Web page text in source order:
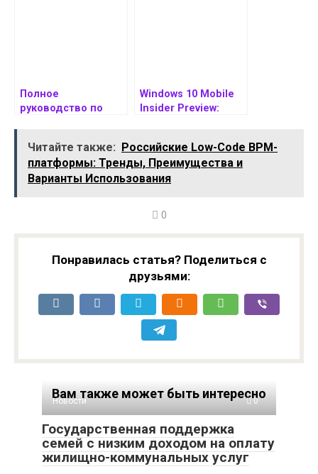
Полное
руководство по
размещению
скриншотов
Windows 10 Mobile
Insider Preview:
Читайте также: Российские Low-Code BPM-
платформы: Тренды, Преимущества и
Варианты Использования
0
Понравилась статья? Поделиться с
друзьями:
Вам также может быть интересно
Новости 0
Государственная поддержка
семей с низким доходом на оплату
жилищно-коммунальных услуг